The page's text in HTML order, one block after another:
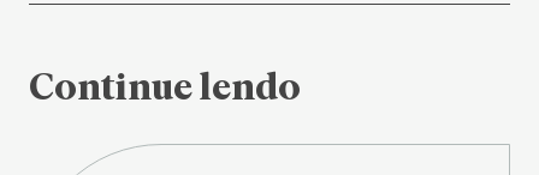
Continue lendo